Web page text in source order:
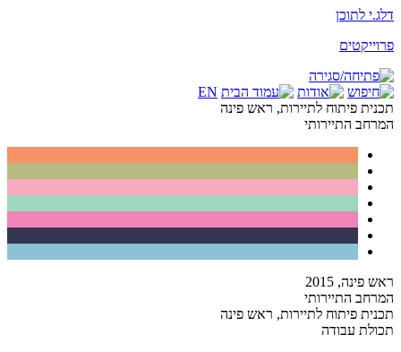
דלג.י לתוכן
פרוייקטים
EN
תכנית פיתוח לתיירות, ראש פינה
המרחב התיירותי
ראש פינה,
2015
המרחב התיירותי
תכנית פיתוח לתיירות, ראש פינה
תכולת עבודה